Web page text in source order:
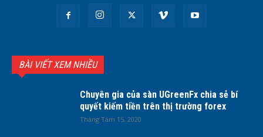
BÀI VIẾT XEM NHIỀU
Chuyên gia của sàn UGreenFx chia sẻ bí
quyết kiếm tiền trên thị trường forex
Tháng Tám 15, 2020